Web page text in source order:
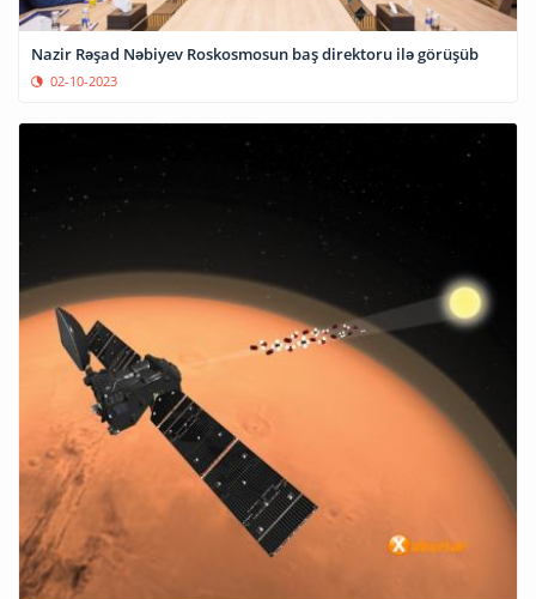
Nazir Rəşad Nəbiyev Roskosmosun baş direktoru ilə görüşüb
02-10-2023